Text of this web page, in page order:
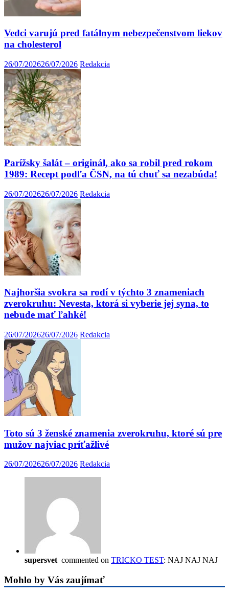
Vedci varujú pred fatálnym nebezpečenstvom liekov
na cholesterol
26/07/202626/07/2026 Redakcia
Parížsky šalát – originál, ako sa robil pred rokom
1989: Recept podľa ČSN, na tú chuť sa nezabúda!
26/07/202626/07/2026 Redakcia
Najhoršia svokra sa rodí v týchto 3 znameniach
zverokruhu: Nevesta, ktorá si vyberie jej syna, to
nebude mať ľahké!
26/07/202626/07/2026 Redakcia
Toto sú 3 ženské znamenia zverokruhu, ktoré sú pre
mužov najviac príťažlivé
26/07/202626/07/2026 Redakcia
supersvetcommented on TRICKO TEST: NAJ NAJ NAJ
Mohlo by Vás zaujímať